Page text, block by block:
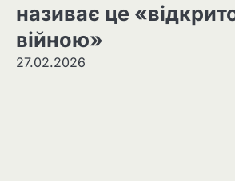
називає це
війною»
27.02.2026